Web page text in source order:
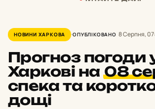
НОВИНИ ХАРКОВА ОПУБЛІКОВАНО 8 Серпня,
Прогноз погоди
Харкові на 08
спека та
дощі